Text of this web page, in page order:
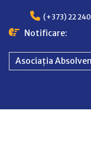
content
(+373) 22
Notificare:
Asociația